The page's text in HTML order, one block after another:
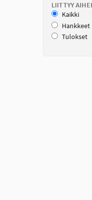
LIITTYY
Kaikki
Hankkeet
Tulokset